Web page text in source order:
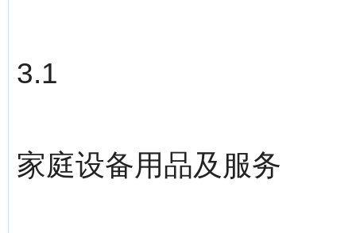
3.1
家庭设备用品及服务